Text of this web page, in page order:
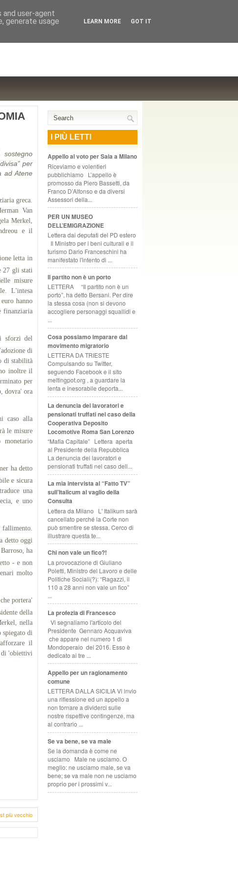
COOPERATIVO, ZURIGO
per
ad Atene
greca.
Van
Merkel,
e il
letta in
27 gli stati
misure
L'intesa
hanno
finanziaria
sforzi del
di
di stabilità
inoltre il
per
dovra' ora
caso alla
le misure
monetario
ha detto
e sicura
una
e uno
fallimento.
detto oggi
, ha
- e non
molto
portera'
della
nella
spiegato di
il
di 'obiettivi
più vecchio
I PIÙ LETTI
Appello al voto per Sala a Milano
Riceviamo e volentieri
pubblichiamo L’appello è
promosso da Piero Bassetti, da
Franco D’Alfonso e da diversi
Assessori della...
PER UN MUSEO
DELL’EMIGRAZIONE
Lettera dai deputati del PD estero
Il Ministro per i beni culturali e il
turismo Dario Franceschini ha
manifestato l'intento di ...
Il partito non è un porto
LETTERA “Il partito non è un
porto”, ha detto Bersani. Per dire
la stessa cosa (non si devono
accogliere personaggi squallidi e
...
Cosa possiamo imparare dal
movimento migratorio
LETTERA DA TRIESTE
Compulsando su Twitter,
seguendo Facebook e il sito
meltingpot.org , a guardare la
lenta e inesorabile deporta...
La denuncia dei lavoratori e
pensionati truffati nel caso della
Cooperativa Deposito
Locomotive Roma San Lorenzo
“Mafia Capitale” Lettera aperta
al Presidente della Repubblica
La denuncia dei lavoratori e
pensionati truffati nel caso dell...
La mia intervista al “Fatto TV”
sull’Italicum al vaglio della
Consulta
Lettera da Milano L' Italikum sarà
cancellato perché la Corte non
può smentire se stessa. Cerco di
illustrare questa te...
Chi non vale un fico?!
La provocazione di Giuliano
Poletti, Ministro del Lavoro e delle
Politiche Sociali(?): “Ragazzi, il
110 a 28 anni non vale un fico”
...
La profezia di Francesco
Vi segnaliamo l'articolo del
Presidente Gennaro Acquaviva
che appare nel numero 1 di
Mondoperaio del 2016. Esso è
dedicato ai tre ...
Appello per un ragionamento
comune
LETTERA DALLA SICILIA Vi invio
una riflessione ed un appello a
non tornare a dividerci sulle
nostre rispettive contingenze, ma
al contrario ...
Se va bene, se va male
Se la domanda è come ne
usciamo Male ne usciamo. O
meglio: ne usciamo male, se va
bene; se va male non ne usciamo
proprio per i prossimi v...
user-agent
generate usage
LEARN MORE GOT IT